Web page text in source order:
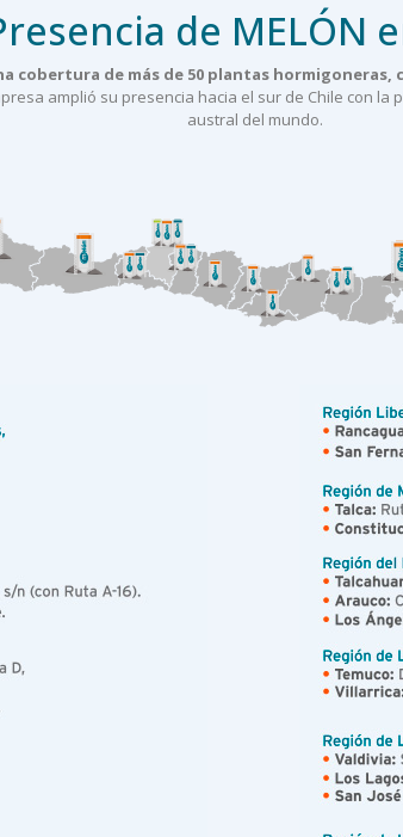
de MELÓN
cobertura de más de 50 plantas
amplió su presencia hacia el sur de Chile con
austral del mundo.